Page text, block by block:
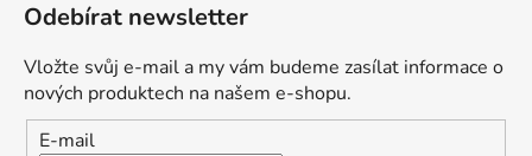
Odebírat newsletter
Vložte svůj e-mail a my vám budeme zasílat informace o
nových produktech na našem e-shopu.
E-mail